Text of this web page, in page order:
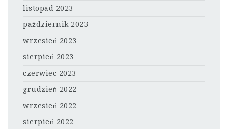
listopad 2023
październik 2023
wrzesień 2023
sierpień 2023
czerwiec 2023
grudzień 2022
wrzesień 2022
sierpień 2022